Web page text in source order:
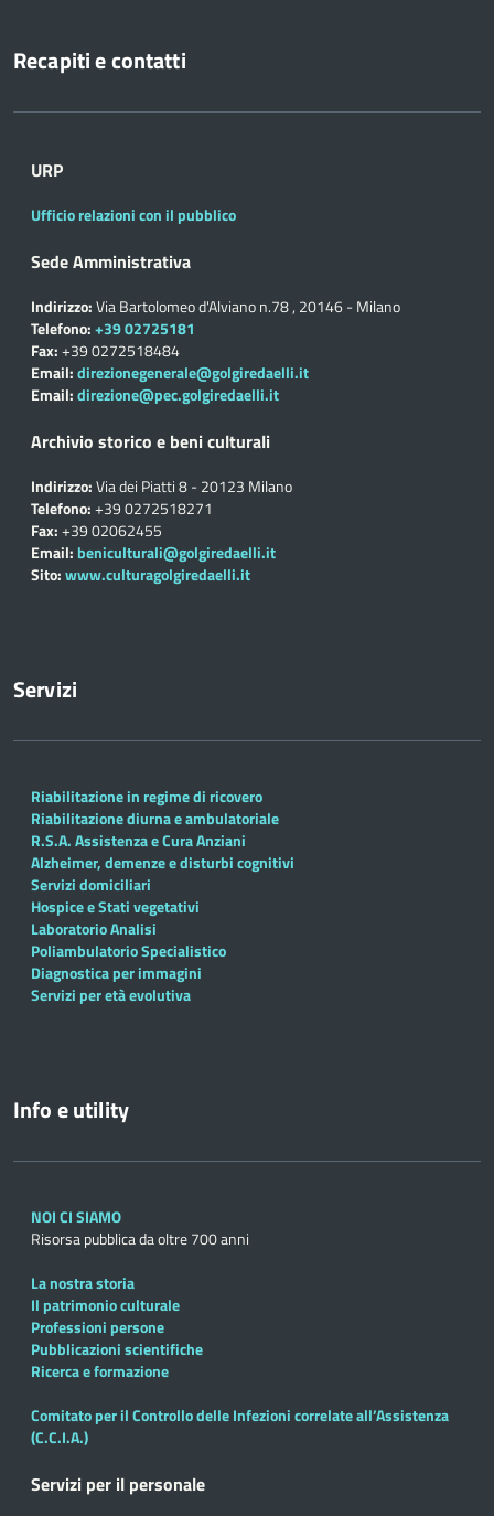
Recapiti e contatti
URP
Ufficio relazioni con il pubblico
Sede Amministrativa
Indirizzo:Via Bartolomeo d'Alviano n.78 , 20146 - Milano
Telefono:+39 02725181
Fax:+39 0272518484
Email:direzionegenerale@golgiredaelli.it
Email:direzione@pec.golgiredaelli.it
Archivio storico e beni culturali
Indirizzo:Via dei Piatti 8 - 20123 Milano
Telefono:+39 0272518271
Fax:+39 02062455
Email: beniculturali@golgiredaelli.it
Sito:www.culturagolgiredaelli.it
Servizi
Riabilitazione in regime di ricovero
Riabilitazione diurna e ambulatoriale
R.S.A. Assistenza e Cura Anziani
Alzheimer, demenze e disturbi cognitivi
Servizi domiciliari
Hospice e Stati vegetativi
Laboratorio Analisi
Poliambulatorio Specialistico
Diagnostica per immagini
Servizi per età evolutiva
Info e utility
NOI CI SIAMO
Risorsa pubblica da oltre 700 anni
La nostra storia
Il patrimonio culturale
Professioni persone
Pubblicazioni scientifiche
Ricerca e formazione
Comitato per il Controllo delle Infezioni correlate all’Assistenza
(C.C.I.A.)
Servizi per il personale